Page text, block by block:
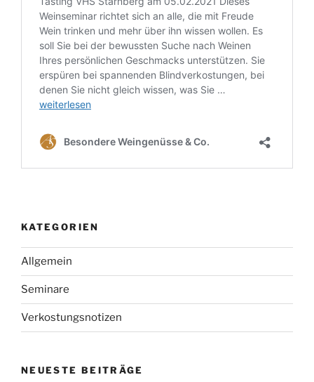
KATEGORIEN
Allgemein
Seminare
Verkostungsnotizen
NEUESTE BEITRÄGE